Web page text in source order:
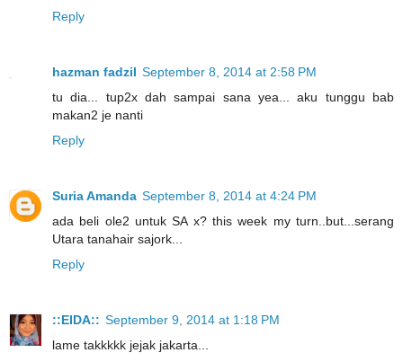
Reply
hazman fadzil September 8, 2014 at 2:58 PM
tu dia... tup2x dah sampai sana yea... aku tunggu bab
makan2 je nanti
Reply
Suria Amanda September 8, 2014 at 4:24 PM
ada beli ole2 untuk SA x? this week my turn..but...serang
Utara tanahair sajork...
Reply
::EIDA:: September 9, 2014 at 1:18 PM
lame takkkkk jejak jakarta...